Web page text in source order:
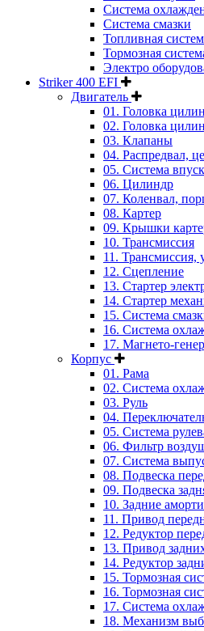
Система
Система смазки
Топливная
Тормозная
Электро
Striker 400 EFI
Двигатель
01. Головка
02. Головка
03. Клапаны
04. Распредвал,
05. Система
06. Цилиндр
07. Коленвал,
08. Картер
09. Крышки
10. Трансмиссия
11. Трансмиссия,
12. Сцепление
13. Стартер
14. Стартер
15. Система
16. Система
17. Магнето-
Корпус
01. Рама
02. Система
03. Руль
04.
05. Система
06. Фильтр
07. Система
08. Подвеска
09. Подвеска
10. Задние
11. Привод
12. Редуктор
13. Привод
14. Редуктор
15. Тормозная
16. Тормозная
17. Система
18. Механизм